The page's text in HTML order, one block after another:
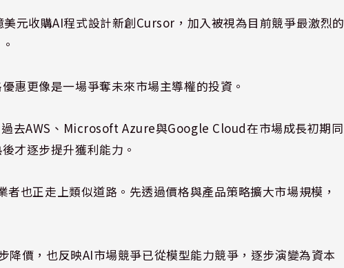
元收購AI程式設計新創Cursor，加入被視為目前競爭最激烈的
惠更像是一場爭奪未來市場主導權的投資。
去AWS、Microsoft Azure與Google Cloud在市場成長初期同
才逐步提升獲利能力。
正走上類似道路。先透過價格與產品策略擴大市場規模，
價，也反映AI市場競爭已從模型能力競爭，逐步演變為資本